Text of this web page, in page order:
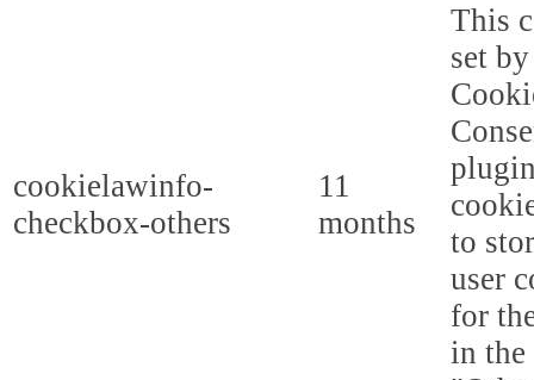
cookielawinfo-
checkbox-others
11
months
This
set
to
user
for
in the